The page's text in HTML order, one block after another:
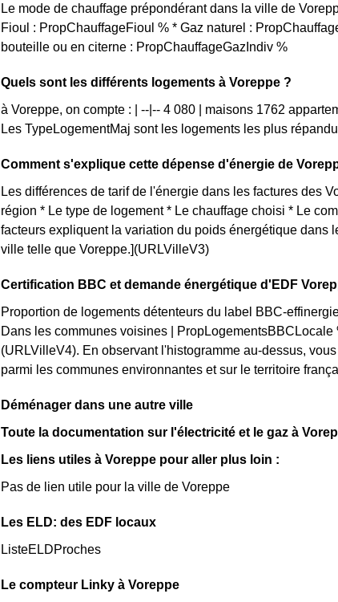
Le mode de chauffage prépondérant dans la ville de
Fioul : PropChauffageFioul % * Gaz naturel :
bouteille ou en citerne : PropChauffageGazIndiv %
Quels sont les différents logements à Voreppe ?
à Voreppe, on compte : | --|-- 4 080 | maisons 1762
Les TypeLogementMaj sont les logements les plus
Comment s'explique cette dépense d'énergie de
Les différences de tarif de l'énergie dans les factures des
région * Le type de logement * Le chauffage choisi * Le
facteurs expliquent la variation du poids énergétique dans
ville telle que Voreppe.](URLVilleV3)
Certification BBC et demande énergétique d'EDF
Proportion de logements détenteurs du label BBC-
Dans les communes voisines |
(URLVilleV4). En observant l'histogramme au-dessus,
parmi les communes environnantes et sur le territoire
Déménager dans une autre ville
Toute la documentation sur l'électricité et le gaz à
Les liens utiles à Voreppe pour aller plus loin :
Pas de lien utile pour la ville de Voreppe
Les ELD: des EDF locaux
ListeELDProches
Le compteur Linky à Voreppe